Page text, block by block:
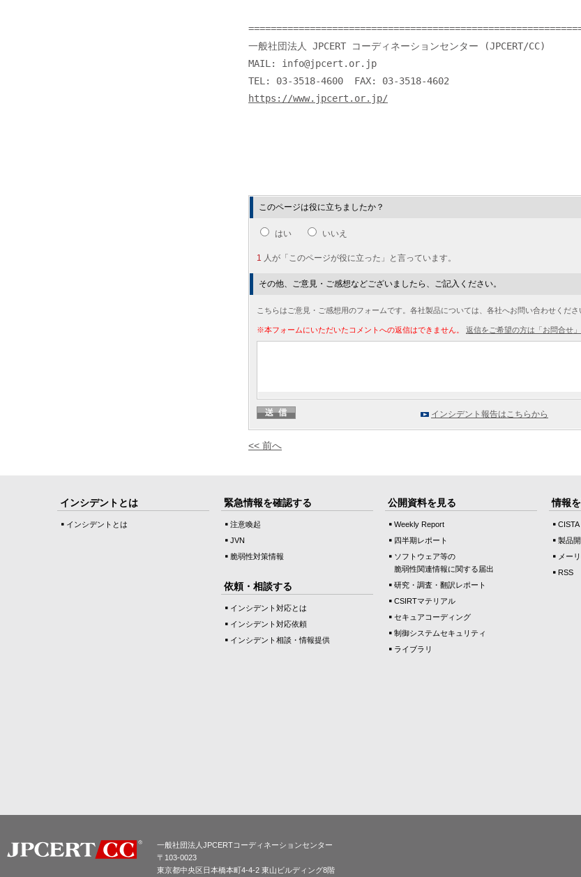
一般社団法人 JPCERT コーディネーションセンター (JPCERT/CC)
MAIL: info@jpcert.or.jp
https://www.jpcert.or.jp/
このページは役に立ちましたか？
はい いいえ
1 人が「このページが役に立った」と言っています。
その他、ご意見・ご感想などございましたら、ご記入ください。
こちらはご意見・ご感想用のフォームです。各社製品については、各社へお問い合わせくださ
※本フォームにいただいたコメントへの返信はできません。 返信をご希望の方は「お問合せ」
インシデント報告はこちらから
<< 前へ
インシデントとは
インシデントとは
緊急情報を確認する
注意喚起
JVN
脆弱性対策情報
依頼・相談する
インシデント対応とは
インシデント対応依頼
インシデント相談・情報提供
公開資料を見る
Weekly Report
四半期レポート
ソフトウェア等の
脆弱性関連情報に関する届出
研究・調査・翻訳レポート
CSIRTマテリアル
セキュアコーディング
制御システムセキュリティ
ライブラリ
情報
CISTA
製品
メー
RSS
一般社団法人JPCERTコーディネーションセンター
〒103-0023
東京都中央区日本橋本町4-4-2 東山ビルディング8階